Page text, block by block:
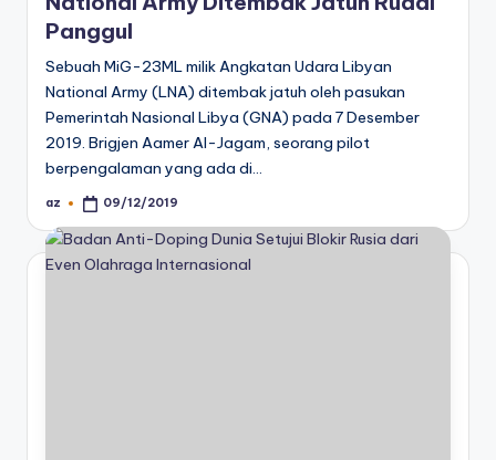
Panggul
Sebuah MiG-23ML milik Angkatan Udara Libyan
National Army (LNA) ditembak jatuh oleh pasukan
Pemerintah Nasional Libya (GNA) pada 7 Desember
2019. Brigjen Aamer Al-Jagam, seorang pilot
berpengalaman yang ada di…
Posted
az 09/12/2019